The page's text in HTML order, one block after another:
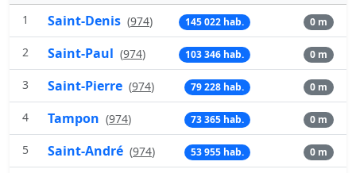
1 Saint-Denis (974) 145 022 hab. 0 m
2 Saint-Paul (974) 103 346 hab. 0 m
3 Saint-Pierre (974) 79 228 hab. 0 m
4 Tampon (974) 73 365 hab. 0 m
5 Saint-André (974) 53 955 hab. 0 m